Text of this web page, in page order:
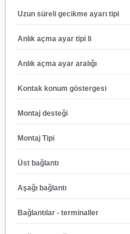
Uzun süreli gecikme ayarı tipi
Anlık açma ayar tipi li
Anlık açma ayar aralığı
Kontak konum göstergesi
Montaj desteği
Montaj Tipi
Üst bağlantı
Aşağı bağlantı
Bağlantılar - terminaller